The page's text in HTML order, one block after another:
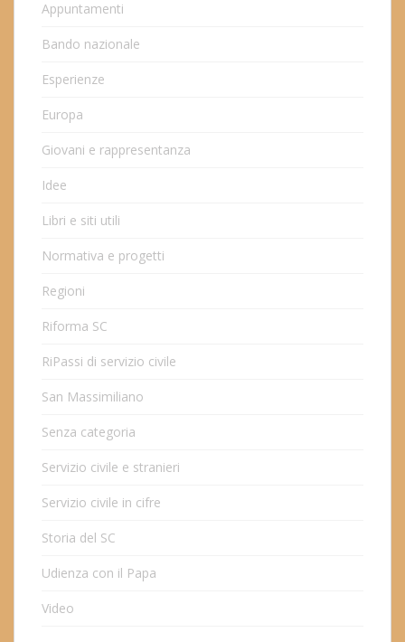
Appuntamenti
Bando nazionale
Esperienze
Europa
Giovani e rappresentanza
Idee
Libri e siti utili
Normativa e progetti
Regioni
Riforma SC
RiPassi di servizio civile
San Massimiliano
Senza categoria
Servizio civile e stranieri
Servizio civile in cifre
Storia del SC
Udienza con il Papa
Video